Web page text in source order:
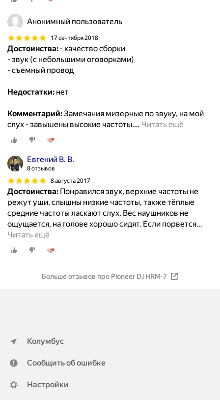
Анонимный пользователь
17 сентября 2018
Достоинства: - качество сборки
- звук (с небольшими оговорками)
- съемный провод
Недостатки: нет
Комментарий:Замечания мизерные по звуку, на мой
слух - завышены высокие частоты.… Читать ещё
Евгений В. В.
8 отзывов
8 августа 2017
Достоинства: Понравился звук, верхние частоты не
режут уши, слышны низкие частоты, также тёплые
средние частоты ласкают слух. Вес наушников не
ощущается, на голове хорошо сидят. Если порвется…
Читать ещё
Больше отзывов про Pioneer DJ HRM-7
Колумбус
Сообщить об ошибке
Настройки